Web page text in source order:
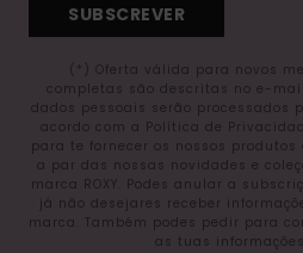
SUBSCREVER
(*) Oferta válida para novos
completas são descritas no e-
dados pessoais serão processados
acordo com a Política de
para te fornecer os nossos
a par das nossas novidades e
marca ROXY. Podes anular a
já não desejares receber
marca. Também podes pedir para
as tuas